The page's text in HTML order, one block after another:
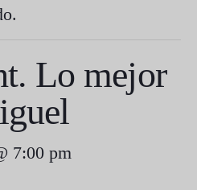
Lo mejor
7:00 pm